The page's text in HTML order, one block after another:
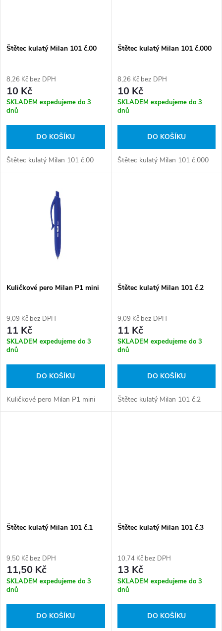
p
r
o
d
u
k
s
r
o
d
u
Štětec kulatý Milan 101 č.00
8,26 Kč bez DPH
10 Kč
SKLADEM expedujeme do 3
dnů
DO KOŠÍKU
Štětec kulatý Milan 101 č.00
Štětec kulatý Milan 101 č.000
8,26 Kč bez DPH
10 Kč
SKLADEM expedujeme do 3
dnů
DO KOŠÍKU
Štětec kulatý Milan 101 č.000
Kuličkové pero Milan P1 mini
9,09 Kč bez DPH
11 Kč
SKLADEM expedujeme do 3
dnů
DO KOŠÍKU
Kuličkové pero Milan P1 mini
Štětec kulatý Milan 101 č.2
9,09 Kč bez DPH
11 Kč
SKLADEM expedujeme do 3
dnů
DO KOŠÍKU
Štětec kulatý Milan 101 č.2
Štětec kulatý Milan 101 č.1
9,50 Kč bez DPH
11,50 Kč
SKLADEM expedujeme do 3
dnů
DO KOŠÍKU
Štětec kulatý Milan 101 č.3
10,74 Kč bez DPH
13 Kč
SKLADEM expedujeme do 3
dnů
DO KOŠÍKU